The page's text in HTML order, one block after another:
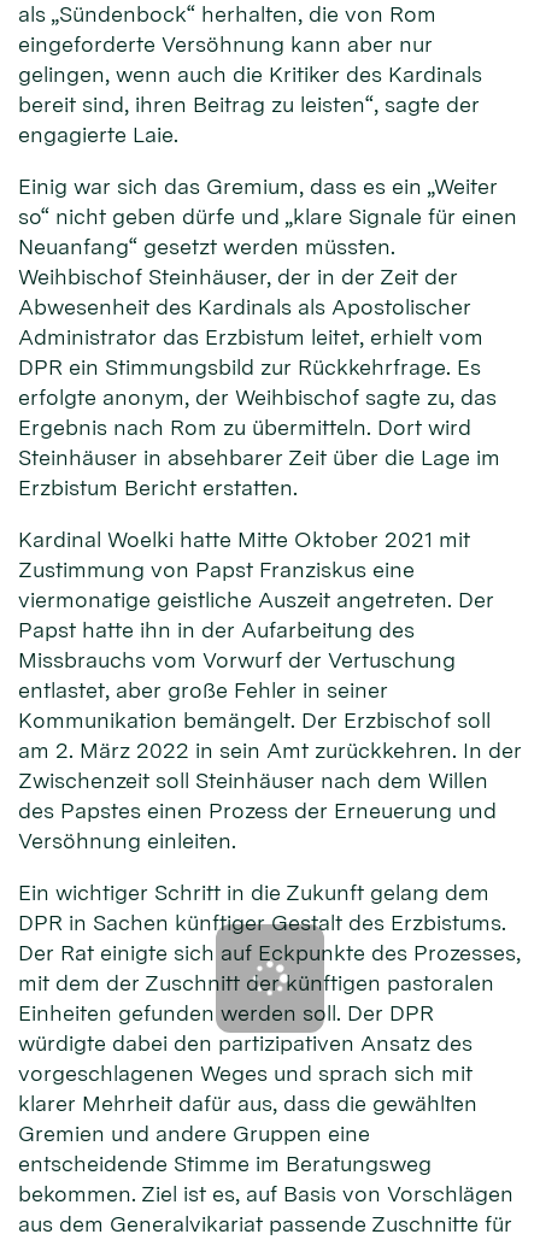
als „Sündenbock“ herhalten, die von Rom
eingeforderte Versöhnung kann aber nur
gelingen, wenn auch die Kritiker des Kardinals
bereit sind, ihren Beitrag zu leisten“, sagte der
engagierte Laie.
Einig war sich das Gremium, dass es ein „Weiter
so“ nicht geben dürfe und „klare Signale für einen
Neuanfang“ gesetzt werden müssten.
Weihbischof Steinhäuser, der in der Zeit der
Abwesenheit des Kardinals als Apostolischer
Administrator das Erzbistum leitet, erhielt vom
DPR ein Stimmungsbild zur Rückkehrfrage. Es
erfolgte anonym, der Weihbischof sagte zu, das
Ergebnis nach Rom zu übermitteln. Dort wird
Steinhäuser in absehbarer Zeit über die Lage im
Erzbistum Bericht erstatten.
Kardinal Woelki hatte Mitte Oktober 2021 mit
Zustimmung von Papst Franziskus eine
viermonatige geistliche Auszeit angetreten. Der
Papst hatte ihn in der Aufarbeitung des
Missbrauchs vom Vorwurf der Vertuschung
entlastet, aber große Fehler in seiner
Kommunikation bemängelt. Der Erzbischof soll
am 2. März 2022 in sein Amt zurückkehren. In der
Zwischenzeit soll Steinhäuser nach dem Willen
des Papstes einen Prozess der Erneuerung und
Versöhnung einleiten.
Ein wichtiger Schritt in die Zukunft gelang dem
DPR in Sachen künftiger Gestalt des Erzbistums.
Der Rat einigte sich auf Eckpunkte des Prozesses,
mit dem der Zuschnitt der künftigen pastoralen
Einheiten gefunden werden soll. Der DPR
würdigte dabei den partizipativen Ansatz des
vorgeschlagenen Weges und sprach sich mit
klarer Mehrheit dafür aus, dass die gewählten
Gremien und andere Gruppen eine
entscheidende Stimme im Beratungsweg
bekommen. Ziel ist es, auf Basis von Vorschlägen
aus dem Generalvikariat passende Zuschnitte für